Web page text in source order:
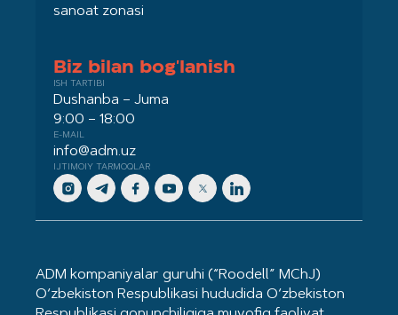
sanoat zonasi
Biz bilan bog'lanish
ISH TARTIBI
Dushanba – Juma
9:00 – 18:00
E-MAIL
info@adm.uz
IJTIMOIY TARMOQLAR
ADM kompaniyalar guruhi (“Roodell” MChJ)
O‘zbekiston Respublikasi hududida O‘zbekiston